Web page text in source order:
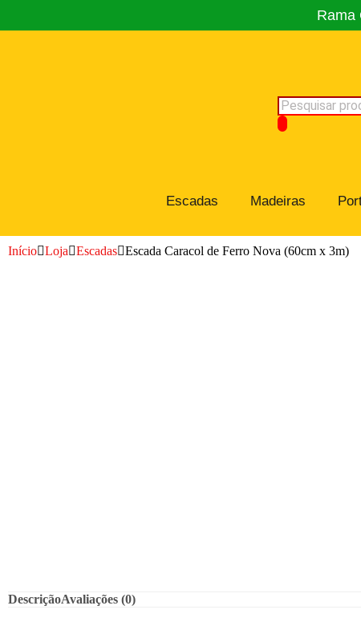
Rama
Escadas Madeiras
Início Loja Escadas Escada Caracol de Ferro Nova (60cm x 3m)
DescriçãoAvaliações (0)